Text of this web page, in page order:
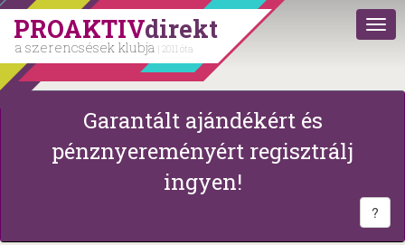
PROAKTIVdirekt
a szerencsések klubja | 2011 óta
Garantált ajándékért és
pénznyereményért regisztrálj
ingyen!
?